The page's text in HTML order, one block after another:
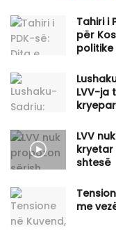
Tahiri i
për
politike
LVV-ja
LVV
kryetar
shtesë
me